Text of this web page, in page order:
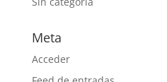
Meta
Acceder